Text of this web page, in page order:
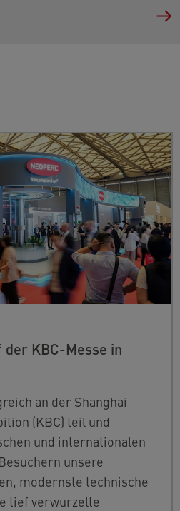
KBC-Messe in
an der Shanghai
(KBC) teil und
und internationalen
unsere
modernste technische
tief verwurzelte